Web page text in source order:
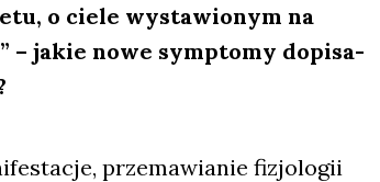
o cie­le wysta­wio­nym na
– jakie nowe symp­to­my dopi­sa­
prze­ma­wia­nie fizjo­lo­gii